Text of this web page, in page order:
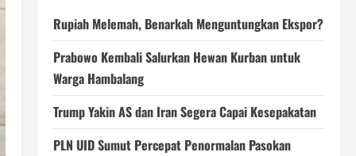
Rupiah Melemah, Benarkah Menguntungkan Ekspor?
Prabowo Kembali Salurkan Hewan Kurban untuk
Warga Hambalang
Trump Yakin AS dan Iran Segera Capai Kesepakatan
PLN UID Sumut Percepat Penormalan Pasokan